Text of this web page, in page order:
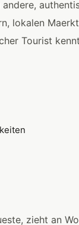
lokalen
Tourist
zieht an